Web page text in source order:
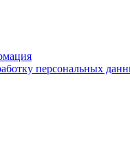
персональных